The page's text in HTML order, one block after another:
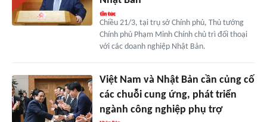
Chiều 21/3, tại trụ sở Chính phủ, Thủ tướng
Chính phủ Phạm Minh Chính chủ trì đối thoại
với các doanh nghiệp Nhật Bản.
Việt Nam và Nhật Bản cần củng cố
các chuỗi cung ứng, phát triển
ngành công nghiệp phụ trợ